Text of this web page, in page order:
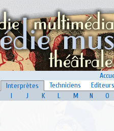
Interprètes Techniciens
Editeurs
I J K L M N O